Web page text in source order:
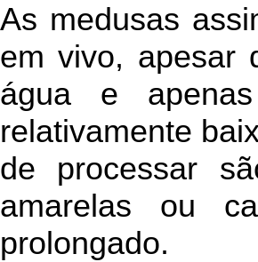
As medusas
em vivo, apesar
água e
relativamente
de processar
amarelas ou
prolongado.